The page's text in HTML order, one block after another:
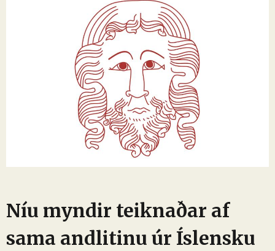
Níu myndir teiknaðar af
sama andlitinu úr Íslensku